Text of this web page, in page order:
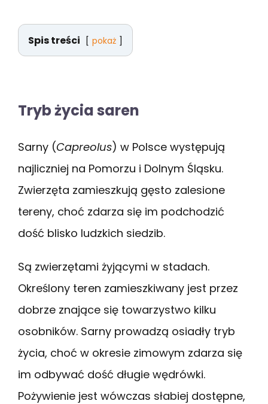
Spis treści pokaż
Tryb życia saren
Sarny (Capreolus) w Polsce występują
najliczniej na Pomorzu i Dolnym Śląsku.
Zwierzęta zamieszkują gęsto zalesione
tereny, choć zdarza się im podchodzić
dość blisko ludzkich siedzib.
Są zwierzętami żyjącymi w stadach.
Określony teren zamieszkiwany jest przez
dobrze znające się towarzystwo kilku
osobników. Sarny prowadzą osiadły tryb
życia, choć w okresie zimowym zdarza się
im odbywać dość długie wędrówki.
Pożywienie jest wówczas słabiej dostępne,